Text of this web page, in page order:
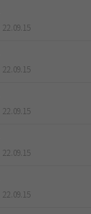
22.09.15
22.09.15
22.09.15
22.09.15
22.09.15